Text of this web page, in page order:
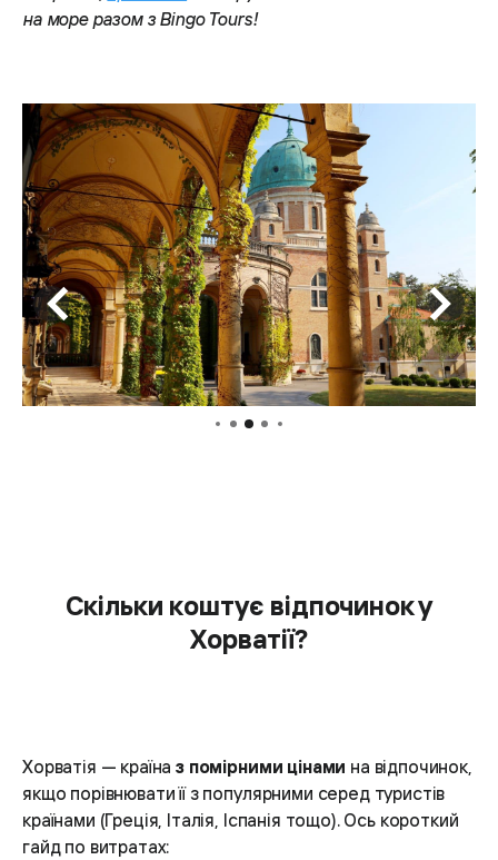
на море разом з Bingo Tours!
Скільки коштує відпочинок у
Хорватії?
Хорватія — країназ помірними цінами на відпочинок,
якщо порівнювати її з популярними серед туристів
країнами (Греція, Італія, Іспанія тощо). Ось короткий
гайд по витратах: